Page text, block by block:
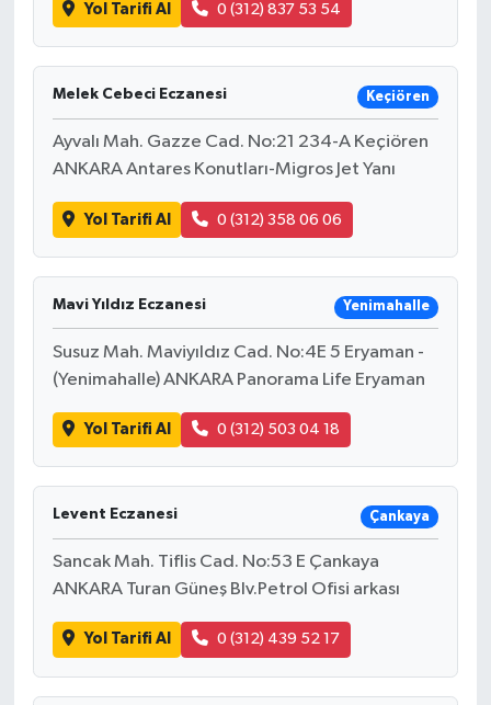
Yol Tarifi Al 0 (312) 837 53 54
Melek Cebeci Eczanesi Keçiören
Ayvalı Mah. Gazze Cad. No:21 234-A Keçiören
ANKARA Antares Konutları-Migros Jet Yanı
Yol Tarifi Al 0 (312) 358 06 06
Mavi Yıldız Eczanesi Yenimahalle
Susuz Mah. Maviyıldız Cad. No:4E 5 Eryaman -
(Yenimahalle) ANKARA Panorama Life Eryaman
Yol Tarifi Al 0 (312) 503 04 18
Levent Eczanesi Çankaya
Sancak Mah. Tiflis Cad. No:53 E Çankaya
ANKARA Turan Güneş Blv.Petrol Ofisi arkası
Yol Tarifi Al 0 (312) 439 52 17